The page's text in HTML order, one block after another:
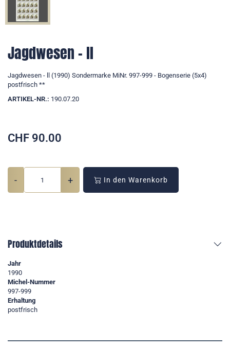
Jagdwesen - ll
Jagdwesen - ll (1990) Sondermarke MiNr. 997-999 - Bogenserie (5x4)
postfrisch **
ARTIKEL-NR.: 190.07.20
CHF 90.00
- + In den Warenkorb
Produktdetails
Jahr
1990
Michel-Nummer
997-999
Erhaltung
postfrisch